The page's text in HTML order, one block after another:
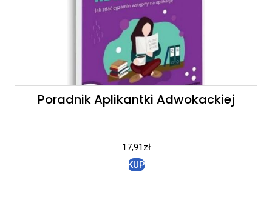
Poradnik Aplikantki Adwokackiej
17,91zł
KUP